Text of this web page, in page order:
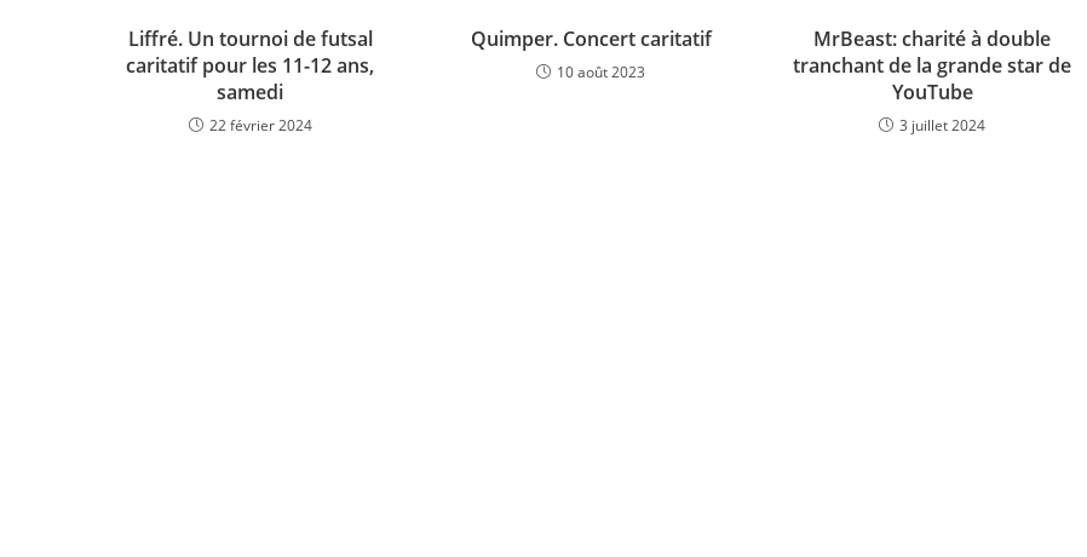
Liffré. Un tournoi de futsal
caritatif pour les 11-12 ans,
samedi
22 février 2024
Quimper. Concert caritatif
10 août 2023
MrBeast: charité à double
tranchant de la grande star de
YouTube
3 juillet 2024